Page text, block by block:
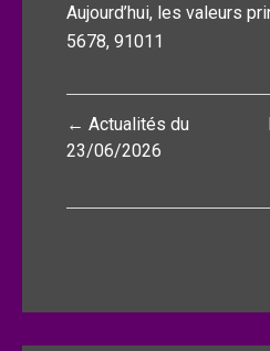
Aujourd’hui, les valeurs
5678, 91011
Navigation
de
l’article
← Actualités du
23/06/2026